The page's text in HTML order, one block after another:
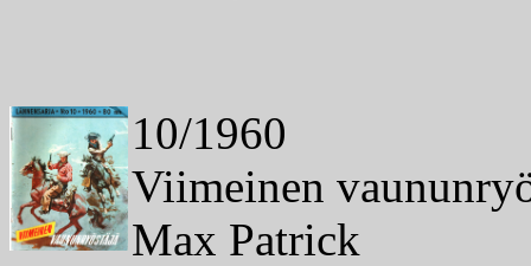
10/1960
Viimeinen
Max Patrick